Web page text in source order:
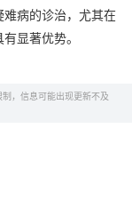
病的诊治，尤其在
显著优势。
，信息可能出现更新不及